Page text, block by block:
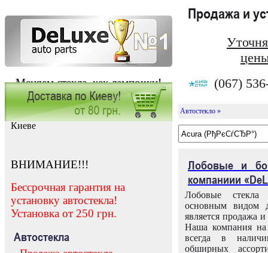
Меняем стекла, как лампочки!
Продажа и
(067)
Заказать установку автостекла в
Киеве
ВНИМАНИЕ!!!
Бессрочная гарантия на
установку автостекла!
Установка от 250 грн.
Автостекла
Автостекло »
Лобовые и
компаниии
Лобовые
основным видом
является продажа и
Наша компания на
всегда в
обширных